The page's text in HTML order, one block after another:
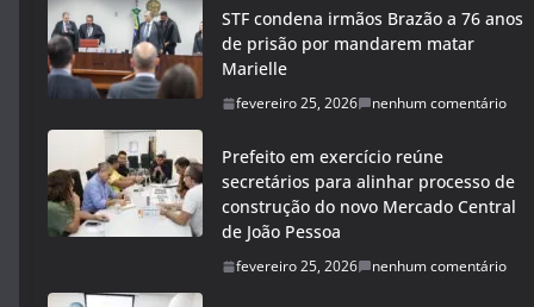
STF condena irmãos Brazão a 76 anos
de prisão por mandarem matar
Marielle
fevereiro 25, 2026 nenhum comentário
Prefeito em exercício reúne
secretários para alinhar processo de
construção do novo Mercado Central
de João Pessoa
fevereiro 25, 2026 nenhum comentário